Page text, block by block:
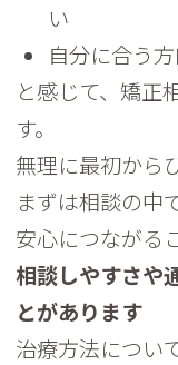
い
自分に合う
と感じて、矯正
す。
無理に最初から
まずは相談の中
安心につながる
相談しやすさや
とがあります
治療方法につい